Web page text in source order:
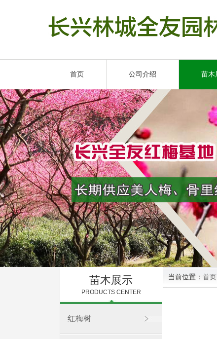
首页 公司介绍 苗木
苗木展示
PRODUCTS CENTER
红梅树
当前位置： 首页